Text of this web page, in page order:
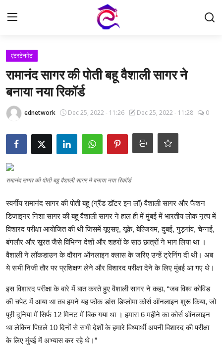
समाचार
संपर्क करें
नौकरी
करंट अफेयर्स
परीक्षा
रिजल्ट्स
ट्रेंडिंग
एंटरटेनमेंट
रामानंद सागर की पोती बहू वैशाली सागर ने
बनाया नया रिकॉर्ड
ednetwork Dec 25, 2022 - 11:26 Dec 25, 2022 - 11:28 0
रामानंद सागर की पोती बहू वैशाली सागर ने बनाया नया रिकॉर्ड
स्वर्गीय रामानंद सागर की पोती बहू (ग्रैंड डॉटर इन लॉ) वैशाली सागर और फैशन
डिजाइनर निशा सागर की बहू वैशाली सागर ने हाल ही में मुंबई में भारतीय लोक नृत्य में
विशारद परीक्षा आयोजित की थी जिसमें यूएसए, यूके, बेल्जियम, दुबई, गुड़गांव, चेन्नई,
बंगलौर और सूरत जैसे विभिन्न देशों और शहरों के साठ छात्रों ने भाग लिया था ।
वैशाली ने लॉकडाउन के दौरान ऑनलाइन क्लास के जरिए उन्हें ट्रेनिंग दी थी। अब
ये सभी निजी तौर पर प्रशिक्षण लेने और विशारद परीक्षा देने के लिए मुंबई आ गए थे।
इस विशारद परीक्षा के बारे में बात करते हुए वैशाली सागर ने कहा, “जब विश्व कोविड
की चपेट में आया था तब हमने यह फोक डांस डिप्लोमा कोर्स ऑनलाइन शुरू किया, जो
पूरी दुनिया में सिर्फ 12 मिनट में बिक गया था । हमारा 6 महीने का कोर्स ऑनलाइन
था लेकिन पिछले 10 दिनों से सभी देशों के हमारे विध्यार्थी अपनी विशारद की परीक्षा
के लिए मुंबई में अभ्यास कर रहे थे।”